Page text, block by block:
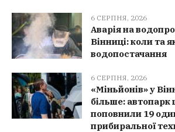
6 СЕРПНЯ, 2026
Аварія на
Вінниці: коли та
водопостачання
6 СЕРПНЯ, 2026
«Міньйонів» у
більше: автопарк
поповнили 19
прибиральної